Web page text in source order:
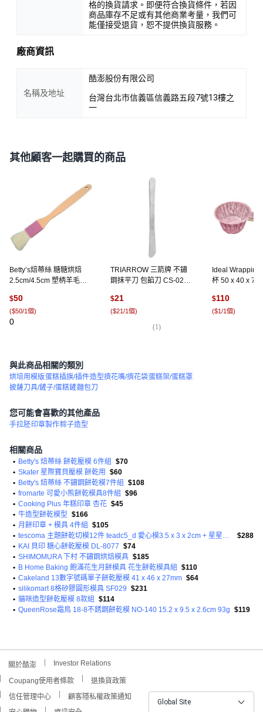
格的換貨請求。即便符合換貨條件，若因
商品庫存不足或有其他商業考量，我們可
能僅接受退貨，恕不提供換貨服務。
廠商資訊
名稱及地址
酷澎股份有限公司
台灣台北市信義區信義路五段7號13樓之
一
其他顧客一起購買的商品
Betty’s焙蒂絲 糖糖烘焙
2.5cm/4.5cm 塑柄羊毛刷
$50
($50/1個)
0
TRIARROW 三箭牌 不鏽
鋼抹平刀 包餡刀 CS-021,
$21
($21/1個)
(1)
Ideal Wrapping
杯 50 x 40 x
$110
($1/1個)
與此商品相關的類別
烘培用模版蛋糕插旗/插件造型擠花嘴/擠花袋蛋糕架/蛋糕罩
披薩刀具/鏟子/蛋糕鏟麵包刀
您可能會喜歡的其他產品
手拉胚印章製作粽子造型
相關商品
• Betty's 焙蒂絲 餅乾壓模 6件組
$70
• Skater 星際寶貝壓模 餅乾用
$60
• Betty's 焙蒂絲 不鏽鋼餅乾模7件組
$108
• fromarte 可愛小熊餅乾模具8件組
$96
• Cooking Plus 年糕印章 杏花 $45
• 牛造型餅乾模型 $166
• 月餅印章 + 模具 4件組
$105
•
tescoma 主題餅乾切模12件 teadc5_d 愛心模3.5 x 3 x 2cm + 星星模 3.5 x 3.5cm + 黑桃模 4 x 3 x 2cm + 水滴模 4 x 2.3 x 2cm 復古L 87g
$288
• KAI 貝印 糖心餅乾壓模 DL-8077 $74
• SHIMOMURA 下村 不鏽鋼烘焙模具 $185
• B Home Baking 飽滿花生月餅模具 花生餅乾模具組
$110
• Cakeland 13數字號碼單子餅乾壓模 41 x 46 x 27mm $64
• silikomart 8格矽膠圓形模具 SF029 $231
• 貓咪造型餅乾壓模 8款組
$114
• QueenRose霜鳥 18-8不銹鋼餅乾模 NO-140 15.2 x 9.5 x 2.6cm 93g $119
關於酷澎 Investor Relations
Coupang使用者條款
退換貨政策
信任管理中心
顧客隱私權政策通知
Global Site